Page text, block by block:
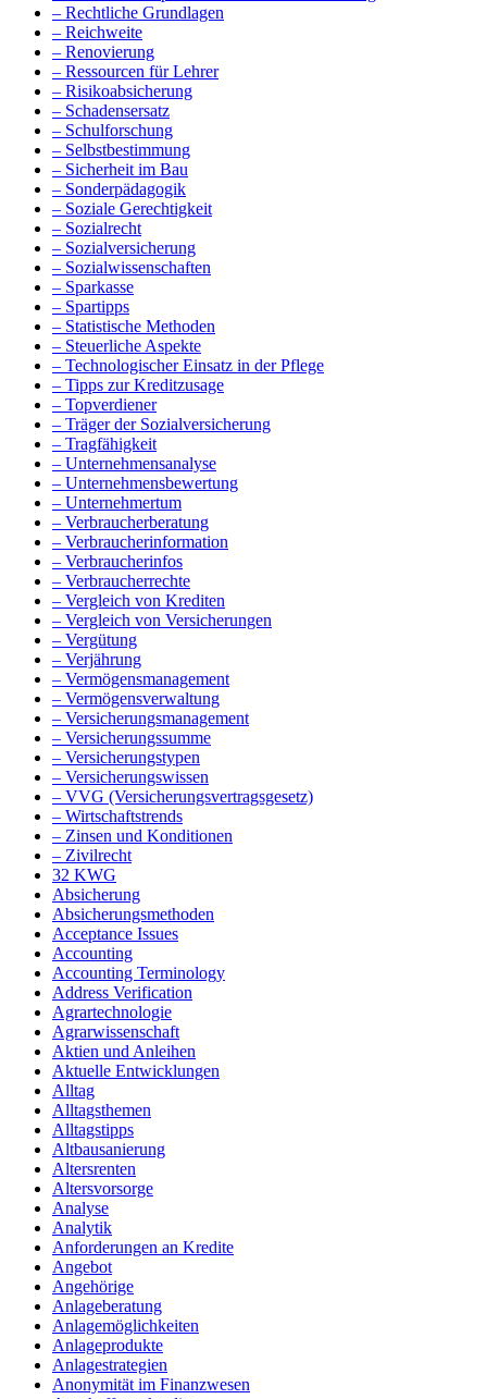
– Rechtliche Grundlagen
– Reichweite
– Renovierung
– Ressourcen für Lehrer
– Risikoabsicherung
– Schadensersatz
– Schulforschung
– Selbstbestimmung
– Sicherheit im Bau
– Sonderpädagogik
– Soziale Gerechtigkeit
– Sozialrecht
– Sozialversicherung
– Sozialwissenschaften
– Sparkasse
– Spartipps
– Statistische Methoden
– Steuerliche Aspekte
– Technologischer Einsatz in der Pflege
– Tipps zur Kreditzusage
– Topverdiener
– Träger der Sozialversicherung
– Tragfähigkeit
– Unternehmensanalyse
– Unternehmensbewertung
– Unternehmertum
– Verbraucherberatung
– Verbraucherinformation
– Verbraucherinfos
– Verbraucherrechte
– Vergleich von Krediten
– Vergleich von Versicherungen
– Vergütung
– Verjährung
– Vermögensmanagement
– Vermögensverwaltung
– Versicherungsmanagement
– Versicherungssumme
– Versicherungstypen
– Versicherungswissen
– VVG (Versicherungsvertragsgesetz)
– Wirtschaftstrends
– Zinsen und Konditionen
– Zivilrecht
32 KWG
Absicherung
Absicherungsmethoden
Acceptance Issues
Accounting
Accounting Terminology
Address Verification
Agrartechnologie
Agrarwissenschaft
Aktien und Anleihen
Aktuelle Entwicklungen
Alltag
Alltagsthemen
Alltagstipps
Altbausanierung
Altersrenten
Altersvorsorge
Analyse
Analytik
Anforderungen an Kredite
Angebot
Angehörige
Anlageberatung
Anlagemöglichkeiten
Anlageprodukte
Anlagestrategien
Anonymität im Finanzwesen